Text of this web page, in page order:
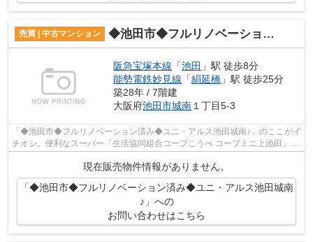
売買 | 中古マンション ◆池田市◆フルリノベーション済み◆ユニ・アルス池田城南♪
阪急宝塚本線 「池田 」駅 徒歩8分
能勢電鉄妙見線 「絹延橋 」駅 徒歩25分
築28年 / 7階建
大阪府池田市城南 １丁目5-3
「◆池田市◆フルリノベーション済み◆ユニ・アルス池田城南♪」のここがイ
チオシ。便利なスーパー「生活協同組合コープこうべ コープミニ上池田」ま
で379mです。南向きの物件なので気持ち...
現在販売物件情報がありません。
「◆池田市◆フルリノベーション済み◆ユニ・アルス池田城南
♪」への
お問い合わせはこちら